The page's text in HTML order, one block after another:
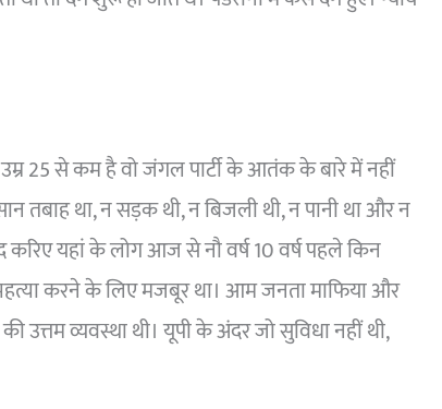
25 से कम है वो जंगल पार्टी के आतंक के बारे में नहीं
तबाह था, न सड़क थी, न बिजली थी, न पानी था और न
करिए यहां के लोग आज से नौ वर्ष 10 वर्ष पहले किन
करने के लिए मजबूर था। आम जनता माफिया और
उत्तम व्यवस्था थी। यूपी के अंदर जो सुविधा नहीं थी,